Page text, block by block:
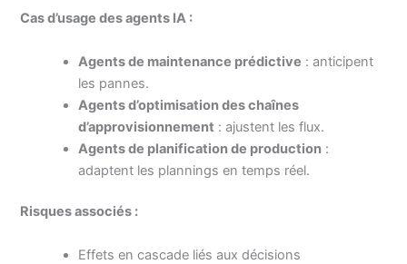
Cas d’usage des agents IA :
Agents de maintenance prédictive : anticipent
les pannes.
Agents d’optimisation des chaînes
d’approvisionnement : ajustent les flux.
Agents de planification de production :
adaptent les plannings en temps réel.
Risques associés :
Effets en cascade liés aux décisions